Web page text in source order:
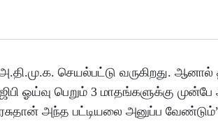
செயல்பட்டு வருகிறது. ஆனால்
ஓய்வு பெறும் 3 மாதங்களுக்கு முன்பே
அந்த பட்டியலை அனுப்ப